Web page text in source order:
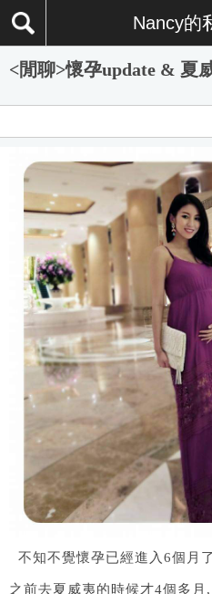
Nancy的
<閒聊>懷孕update & 夏
不知不覺懷孕已經進入6個月
之前去夏威夷的時候才4個多